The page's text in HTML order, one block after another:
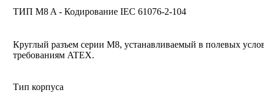
ТИП M8 A - Кодирование IEC 61076-2-104
Круглый разъем серии M8, устанавливаемый в полевых
требованиям ATEX.
Тип корпуса